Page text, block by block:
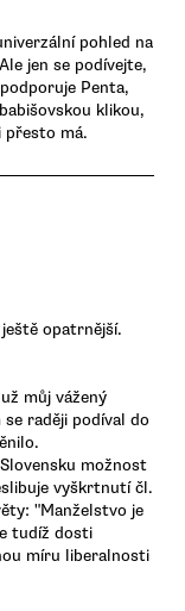
pohled na
jen se podívejte,
Penta,
klikou,
přesto má.
opatrnější.
můj vážený
raději podíval do
možnost
vyškrtnutí čl.
"Manželstvo je
tudíž dosti
míru liberalnosti